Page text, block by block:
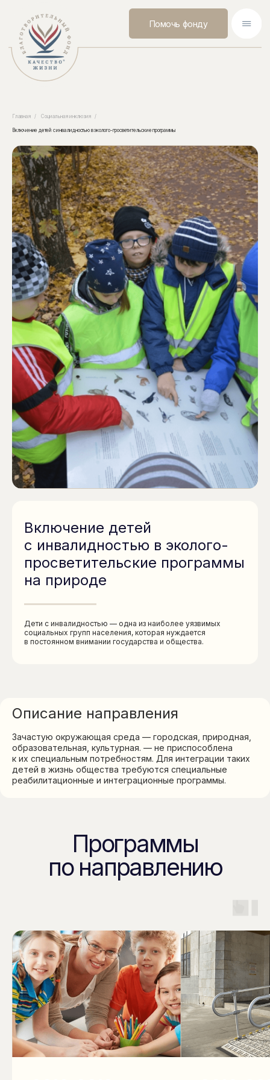
Главная / Социальная инклюзия /
Включение детей с инвалидностью в эколого-просветительские программы
Включение детей
с инвалидностью в эколого-
просветительские программы
на природе
Дети с инвалидностью — одна из наиболее уязвимых
социальных групп населения, которая нуждается
в постоянном внимании государства и общества.
Описание направления
Зачастую окружающая среда — городская, природная,
образовательная, культурная. — не приспособлена
к их специальным потребностям. Для интеграции таких
детей в жизнь общества требуются специальные
реабилитационные и интеграционные программы.
Программы
по направлению
+7 (495) 545-08-43
info@qualityoflife.ru
Контакты
Подпишитесь на нашу рассылку.
В ней рассказываем о самых важных
новостях и активностях фонда
Подписаться